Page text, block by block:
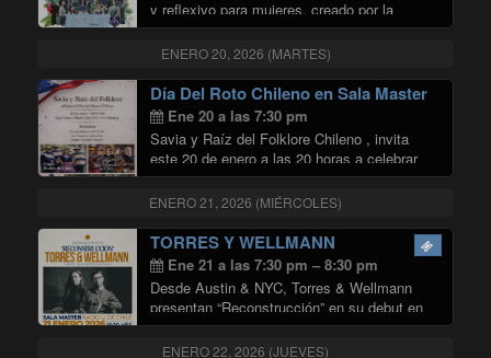
y reflexivo para mujeres, creado por la
cantautora Vero Soffia, que busca aportar en
el proceso de transformación y actualización
de la identidad femenina, y que luego de
trabajar …Continuar leyendo "Cantoras Coral por
ENERO 20, 2026 (MARTES)
Día Del Roto Chileno en Sala Master
Ene 20 a las 7:30 pm
Savia y Raíz del Folklore Chileno , invita
este 20 de enero a las 20 horas a celebrar
juntos el Día Del Roto Chileno en Sala
Master de Radio Universiad de Chile.
Sorpresas , buena …
Continuar leyendo
ENERO 21, 2026 (MIÉRCOLES)
TORRES Y WELLMANN
Ene 21 a las 7:30 pm – 8:30 pm
Desde Austin & NYC, Torres & Wellmann
presentan “Reconstrucción” en su debut en
Sala Master: una noche de jazz
contemporáneo donde la música se arma
ENERO 22, 2026 (JUEVES)